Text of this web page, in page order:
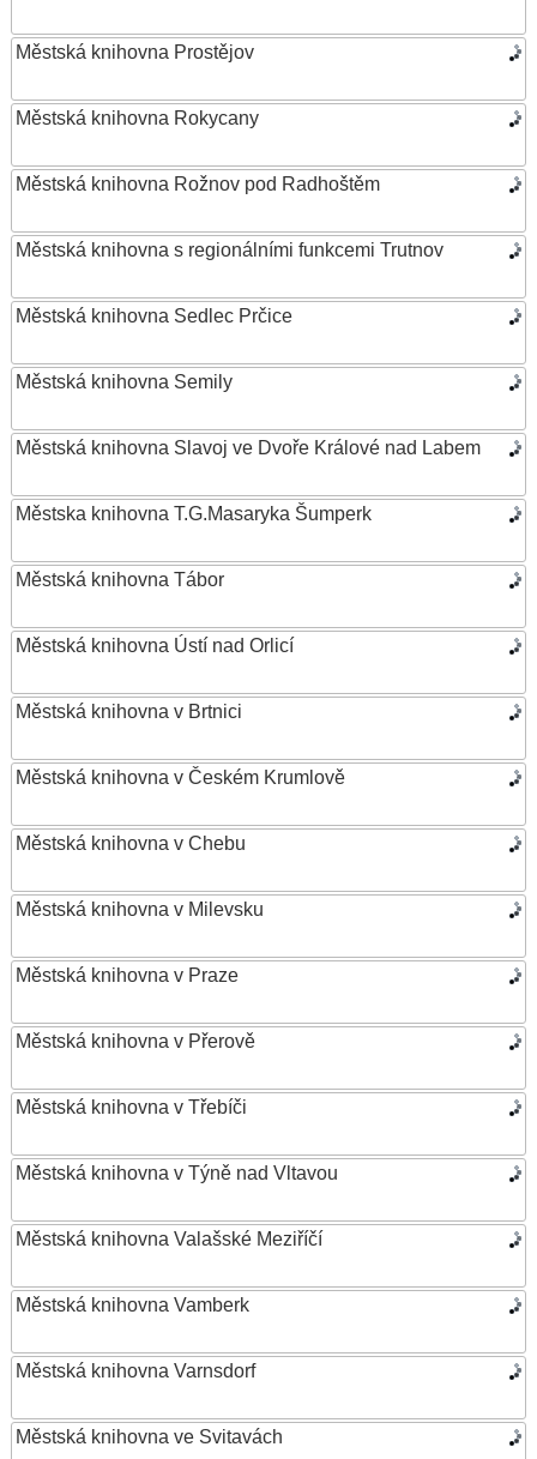
Městská knihovna Prostějov
Městská knihovna Rokycany
Městská knihovna Rožnov pod Radhoštěm
Městská knihovna s regionálními funkcemi Trutnov
Městská knihovna Sedlec Prčice
Městská knihovna Semily
Městská knihovna Slavoj ve Dvoře Králové nad Labem
Městska knihovna T.G.Masaryka Šumperk
Městská knihovna Tábor
Městská knihovna Ústí nad Orlicí
Městská knihovna v Brtnici
Městská knihovna v Českém Krumlově
Městská knihovna v Chebu
Městská knihovna v Milevsku
Městská knihovna v Praze
Městská knihovna v Přerově
Městská knihovna v Třebíči
Městská knihovna v Týně nad Vltavou
Městská knihovna Valašské Meziříčí
Městská knihovna Vamberk
Městská knihovna Varnsdorf
Městská knihovna ve Svitavách